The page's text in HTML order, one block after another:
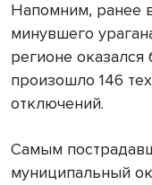
Напомним, ранее
минувшего
регионе
произошло 146
отключений.
Самым
муниципальный